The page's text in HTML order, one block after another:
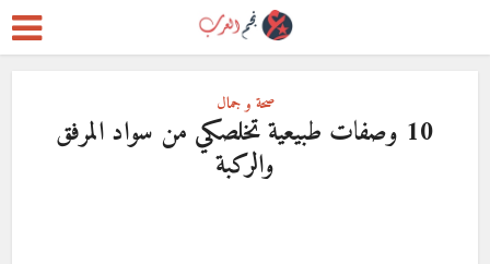
صحة و جمال
10 وصفات طبيعية تخلصكي من سواد المرفق
والركبة